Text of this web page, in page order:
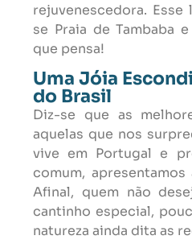
rejuvenescedora.
se Praia de Tambaba
que pensa!
Uma Jóia
do Brasil
Diz-se que as
aquelas que nos
vive em Portugal e
comum, apresentamos
Afinal, quem não
cantinho especial,
natureza ainda dita as